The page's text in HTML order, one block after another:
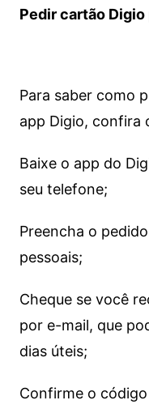
Pedir cartão
Para saber como
app Digio, confira
Baixe o app do
seu telefone;
Preencha o
pessoais;
Cheque se você
por e-mail, que
dias úteis;
Confirme o